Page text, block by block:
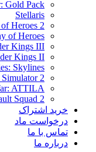
Gold Pack
Stellaris
Heroes 2
of Heroes
Kings III
Kings II
Skylines
2
ATTILA
Squad 2
خرید اشتراک
درخواست ماد
تماس با ما
درباره ما